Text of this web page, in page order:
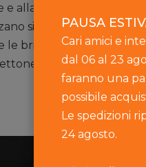
alla selezione delle
sia per ilpanettone
brioche di tutti i giorni.
del quale
PAUSA
Cari amici e
dal 06 al 23
faranno una
possibile
Le spedizioni
24 agosto.